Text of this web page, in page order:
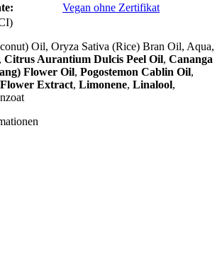
Vegan ohne Zertifikat
Oil, Oryza Sativa (Rice) Bran Oil, Aqua,
Citrus Aurantium Dulcis Peel Oil, Cananga
Flower Oil, Pogostemon Cablin Oil,
Extract, Limonene, Linalool,